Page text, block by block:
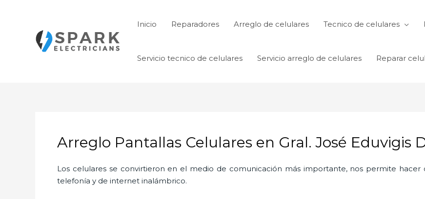
Inicio Reparadores Arreglo de celulares Tecnico de celulares
Servicio tecnico de celulares Servicio arreglo de celulares Reparar
Arreglo Pantallas Celulares en Gral. José Eduvigis
Los celulares se convirtieron en el medio de comunicación más importante, nos permite hacer
telefonía y de internet inalámbrico.